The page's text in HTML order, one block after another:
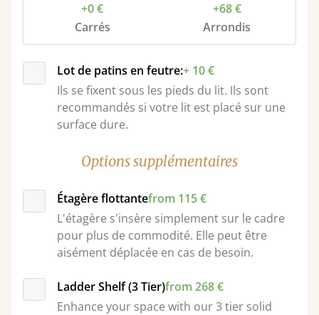
+0 €
Carrés
+68 €
Arrondis
Lot de patins en feutre:+ 10 €
Ils se fixent sous les pieds du lit. Ils sont
recommandés si votre lit est placé sur une
surface dure.
Options supplémentaires
Étagère flottantefrom 115 €
L'étagère s'insère simplement sur le cadre
pour plus de commodité. Elle peut être
aisément déplacée en cas de besoin.
Ladder Shelf (3 Tier)from 268 €
Enhance your space with our 3 tier solid